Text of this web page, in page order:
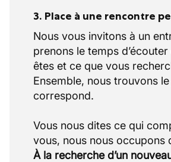
3. Place à une rencontre
Nous vous invitons à un
prenons le temps
êtes et ce que vous
Ensemble, nous trouvons
correspond.
Vous nous dites ce qui
À la recherche d’un